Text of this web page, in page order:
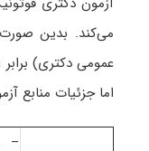
می‌کند. بدین
عمومی دکتری) برابر ۱ و ضریب دروس تخصصی برابر ۵ است
اما جزئیات منابع
–